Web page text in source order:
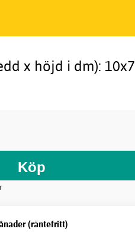
x höjd i dm): 10x7
(räntefritt)